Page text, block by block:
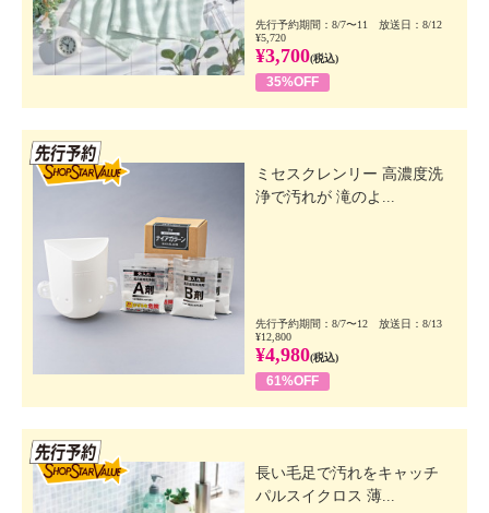
先行予約期間：8/7〜11 放送日：8/12
¥5,720
¥3,700(税込)
35%OFF
ミセスクレンリー 高濃度洗
浄で汚れが 滝のよ...
先行予約期間：8/7〜12 放送日：8/13
¥12,800
¥4,980(税込)
61%OFF
長い毛足で汚れをキャッチ
パルスイクロス 薄...